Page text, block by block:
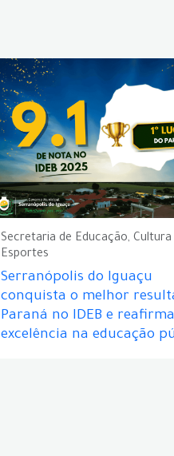
Secretaria de Educação, Cultura
Esportes
Serranópolis do Iguaçu
conquista o melhor
Paraná no IDEB e reafirma
excelência na educação